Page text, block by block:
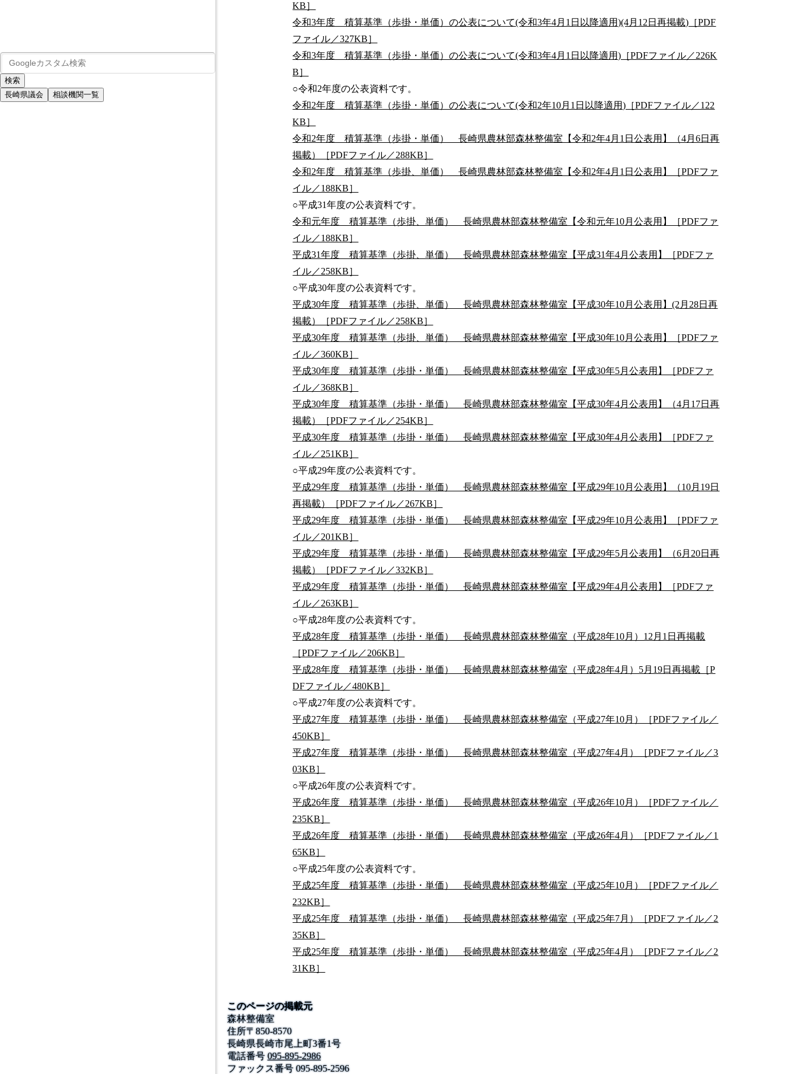
長崎県議会 相談機関一覧
KB］
令和3年度 積算基準（歩掛・単価）の公表について(令和3年4月1日以降適用)(4月12日再掲載)［PDF
ファイル／327KB］
令和3年度 積算基準（歩掛・単価）の公表について(令和3年4月1日以降適用)［PDFファイル／226K
B］
○令和2年度の公表資料です。
令和2年度 積算基準（歩掛・単価）の公表について(令和2年10月1日以降適用)［PDFファイル／122
KB］
令和2年度 積算基準（歩掛・単価） 長崎県農林部森林整備室【令和2年4月1日公表用】（4月6日再
掲載）［PDFファイル／288KB］
令和2年度 積算基準（歩掛、単価） 長崎県農林部森林整備室【令和2年4月1日公表用】［PDFファ
イル／188KB］
○平成31年度の公表資料です。
令和元年度 積算基準（歩掛、単価） 長崎県農林部森林整備室【令和元年10月公表用】［PDFファ
イル／188KB］
平成31年度 積算基準（歩掛、単価） 長崎県農林部森林整備室【平成31年4月公表用】［PDFファ
イル／258KB］
○平成30年度の公表資料です。
平成30年度 積算基準（歩掛、単価） 長崎県農林部森林整備室【平成30年10月公表用】(2月28日再
掲載）［PDFファイル／258KB］
平成30年度 積算基準（歩掛、単価） 長崎県農林部森林整備室【平成30年10月公表用】［PDFファ
イル／360KB］
平成30年度 積算基準（歩掛・単価） 長崎県農林部森林整備室【平成30年5月公表用】［PDFファ
イル／368KB］
平成30年度 積算基準（歩掛・単価） 長崎県農林部森林整備室【平成30年4月公表用】（4月17日再
掲載）［PDFファイル／254KB］
平成30年度 積算基準（歩掛・単価） 長崎県農林部森林整備室【平成30年4月公表用】［PDFファ
イル／251KB］
○平成29年度の公表資料です。
平成29年度 積算基準（歩掛・単価） 長崎県農林部森林整備室【平成29年10月公表用】（10月19日
再掲載）［PDFファイル／267KB］
平成29年度 積算基準（歩掛・単価） 長崎県農林部森林整備室【平成29年10月公表用】［PDFファ
イル／201KB］
平成29年度 積算基準（歩掛・単価） 長崎県農林部森林整備室【平成29年5月公表用】（6月20日再
掲載）［PDFファイル／332KB］
平成29年度 積算基準（歩掛・単価） 長崎県農林部森林整備室【平成29年4月公表用】［PDFファ
イル／263KB］
○平成28年度の公表資料です。
平成28年度 積算基準（歩掛・単価） 長崎県農林部森林整備室（平成28年10月）12月1日再掲載
［PDFファイル／206KB］
平成28年度 積算基準（歩掛・単価） 長崎県農林部森林整備室（平成28年4月）5月19日再掲載［P
DFファイル／480KB］
○平成27年度の公表資料です。
平成27年度 積算基準（歩掛・単価） 長崎県農林部森林整備室（平成27年10月）［PDFファイル／
450KB］
平成27年度 積算基準（歩掛・単価） 長崎県農林部森林整備室（平成27年4月）［PDFファイル／3
03KB］
○平成26年度の公表資料です。
平成26年度 積算基準（歩掛・単価） 長崎県農林部森林整備室（平成26年10月）［PDFファイル／
235KB］
平成26年度 積算基準（歩掛・単価） 長崎県農林部森林整備室（平成26年4月）［PDFファイル／1
65KB］
○平成25年度の公表資料です。
平成25年度 積算基準（歩掛・単価） 長崎県農林部森林整備室（平成25年10月）［PDFファイル／
232KB］
平成25年度 積算基準（歩掛・単価） 長崎県農林部森林整備室（平成25年7月）［PDFファイル／2
35KB］
平成25年度 積算基準（歩掛・単価） 長崎県農林部森林整備室（平成25年4月）［PDFファイル／2
31KB］
このページの掲載元
森林整備室
住所〒850-8570
長崎県長崎市尾上町3番1号
電話番号 095-895-2986
ファックス番号095-895-2596
公式SNS